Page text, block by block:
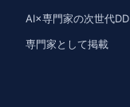
AI×専門家の次世代DD
専門家として掲載